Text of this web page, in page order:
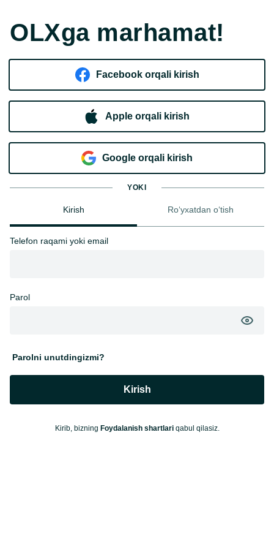
OLXga marhamat!
Facebook orqali kirish​
Apple orqali kirish
Goo​g​le orqali kirish
YOKI
Kirish Ro‘yxatdan o‘tish
Telefon raqami yoki email
Parol
Parolni unutdingizmi?
Kirish
Kirib, bizning Foydalanish shartlariqabul qilasiz.